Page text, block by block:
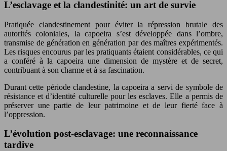
L’esclavage et la clandestinité: un art de survie
Pratiquée clandestinement pour éviter la répression brutale des
autorités coloniales, la capoeira s’est développée dans l’ombre,
transmise de génération en génération par des maîtres expérimentés.
Les risques encourus par les pratiquants étaient considérables, ce qui
a conféré à la capoeira une dimension de mystère et de secret,
contribuant à son charme et à sa fascination.
Durant cette période clandestine, la capoeira a servi de symbole de
résistance et d’identité culturelle pour les esclaves. Elle a permis de
préserver une partie de leur patrimoine et de leur fierté face à
l’oppression.
L’évolution post-esclavage: une reconnaissance
tardive